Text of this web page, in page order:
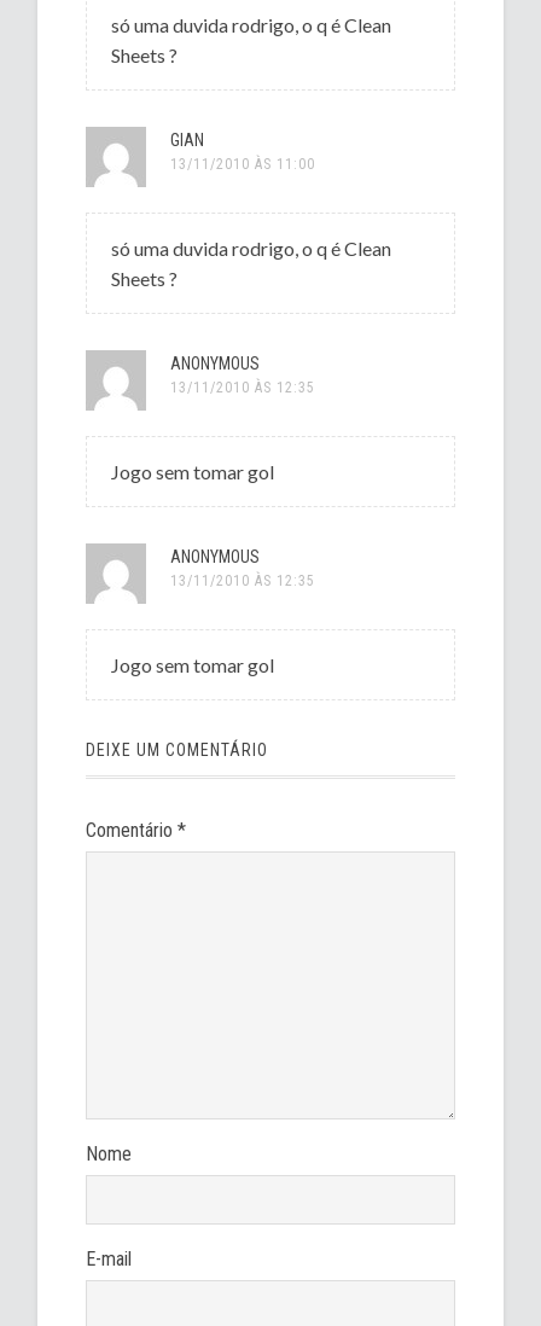
só uma duvida rodrigo, o q é Clean
Sheets ?
GIAN
13/11/2010 ÀS 11:00
só uma duvida rodrigo, o q é Clean
Sheets ?
ANONYMOUS
13/11/2010 ÀS 12:35
Jogo sem tomar gol
ANONYMOUS
13/11/2010 ÀS 12:35
Jogo sem tomar gol
DEIXE UM COMENTÁRIO
Comentário*
Nome
E-mail